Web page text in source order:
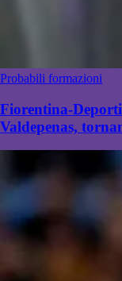
Probabili formazioni
Fiorentina-
Valdepenas,